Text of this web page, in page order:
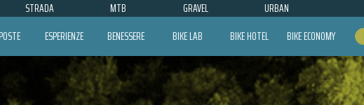
STRADA MTB GRAVEL URBAN
ESPERIENZE BENESSERE BIKE LAB BIKE HOTEL BIKE ECONOMY